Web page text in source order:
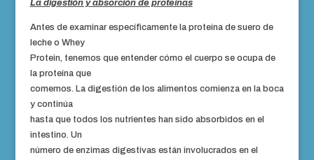
La digestión y absorción de proteínas
Antes de examinar específicamente la proteína de suero de
leche o Whey
Protein, tenemos que entender cómo el cuerpo se ocupa de
la proteína que
comemos. La digestión de los alimentos comienza en la boca
y continúa
hasta que todos los nutrientes han sido absorbidos en el
intestino. Un
número de enzimas digestivas están involucrados en el